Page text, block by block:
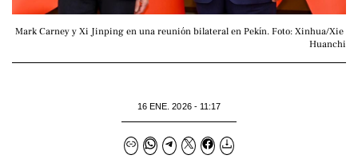
Mark Carney y Xi Jinping en una reunión bilateral en Pekín. Foto: Xinhua/Xie
Huanchi
16 ENE. 2026 - 11:17